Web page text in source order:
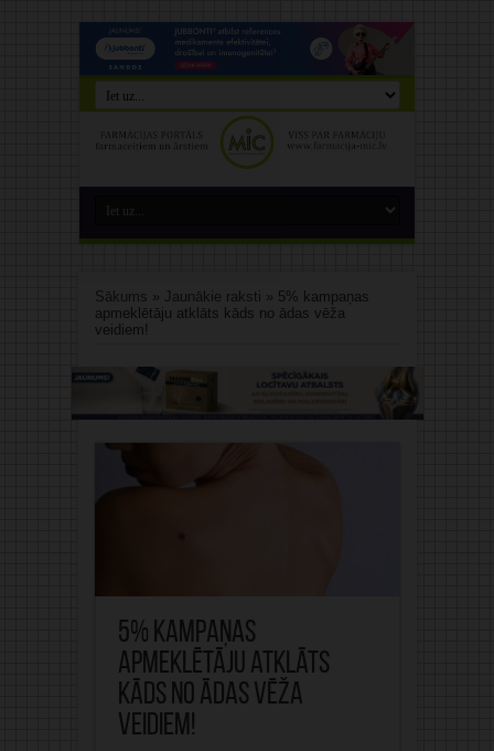
Sākums » Jaunākie raksti » 5% kampaņas
apmeklētāju atklāts kāds no ādas vēža
veidiem!
5% kampaņas
apmeklētāju atklāts
kāds no ādas vēža
veidiem!